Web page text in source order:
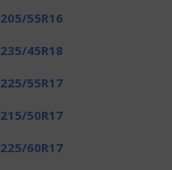
205/55R16
235/45R18
225/55R17
215/50R17
225/60R17